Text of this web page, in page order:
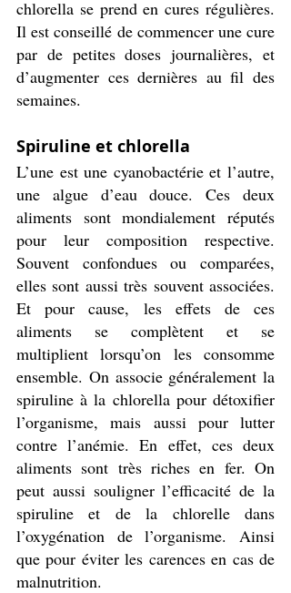
chlorella se prend en cures régulières.
Il est conseillé de commencer une cure
par de petites doses journalières, et
d’augmenter ces dernières au fil des
semaines.
Spiruline et chlorella
L’une est une cyanobactérie et l’autre,
une algue d’eau douce. Ces deux
aliments sont mondialement réputés
pour leur composition respective.
Souvent confondues ou comparées,
elles sont aussi très souvent associées.
Et pour cause, les effets de ces
aliments se complètent et se
multiplient lorsqu’on les consomme
ensemble. On associe généralement la
spiruline à la chlorella pour détoxifier
l’organisme, mais aussi pour lutter
contre l’anémie. En effet, ces deux
aliments sont très riches en fer. On
peut aussi souligner l’efficacité de la
spiruline et de la chlorelle dans
l’oxygénation de l’organisme. Ainsi
que pour éviter les carences en cas de
malnutrition.